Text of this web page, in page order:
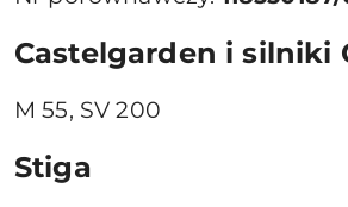
Castelgarden i silniki
M 55, SV 200
Stiga